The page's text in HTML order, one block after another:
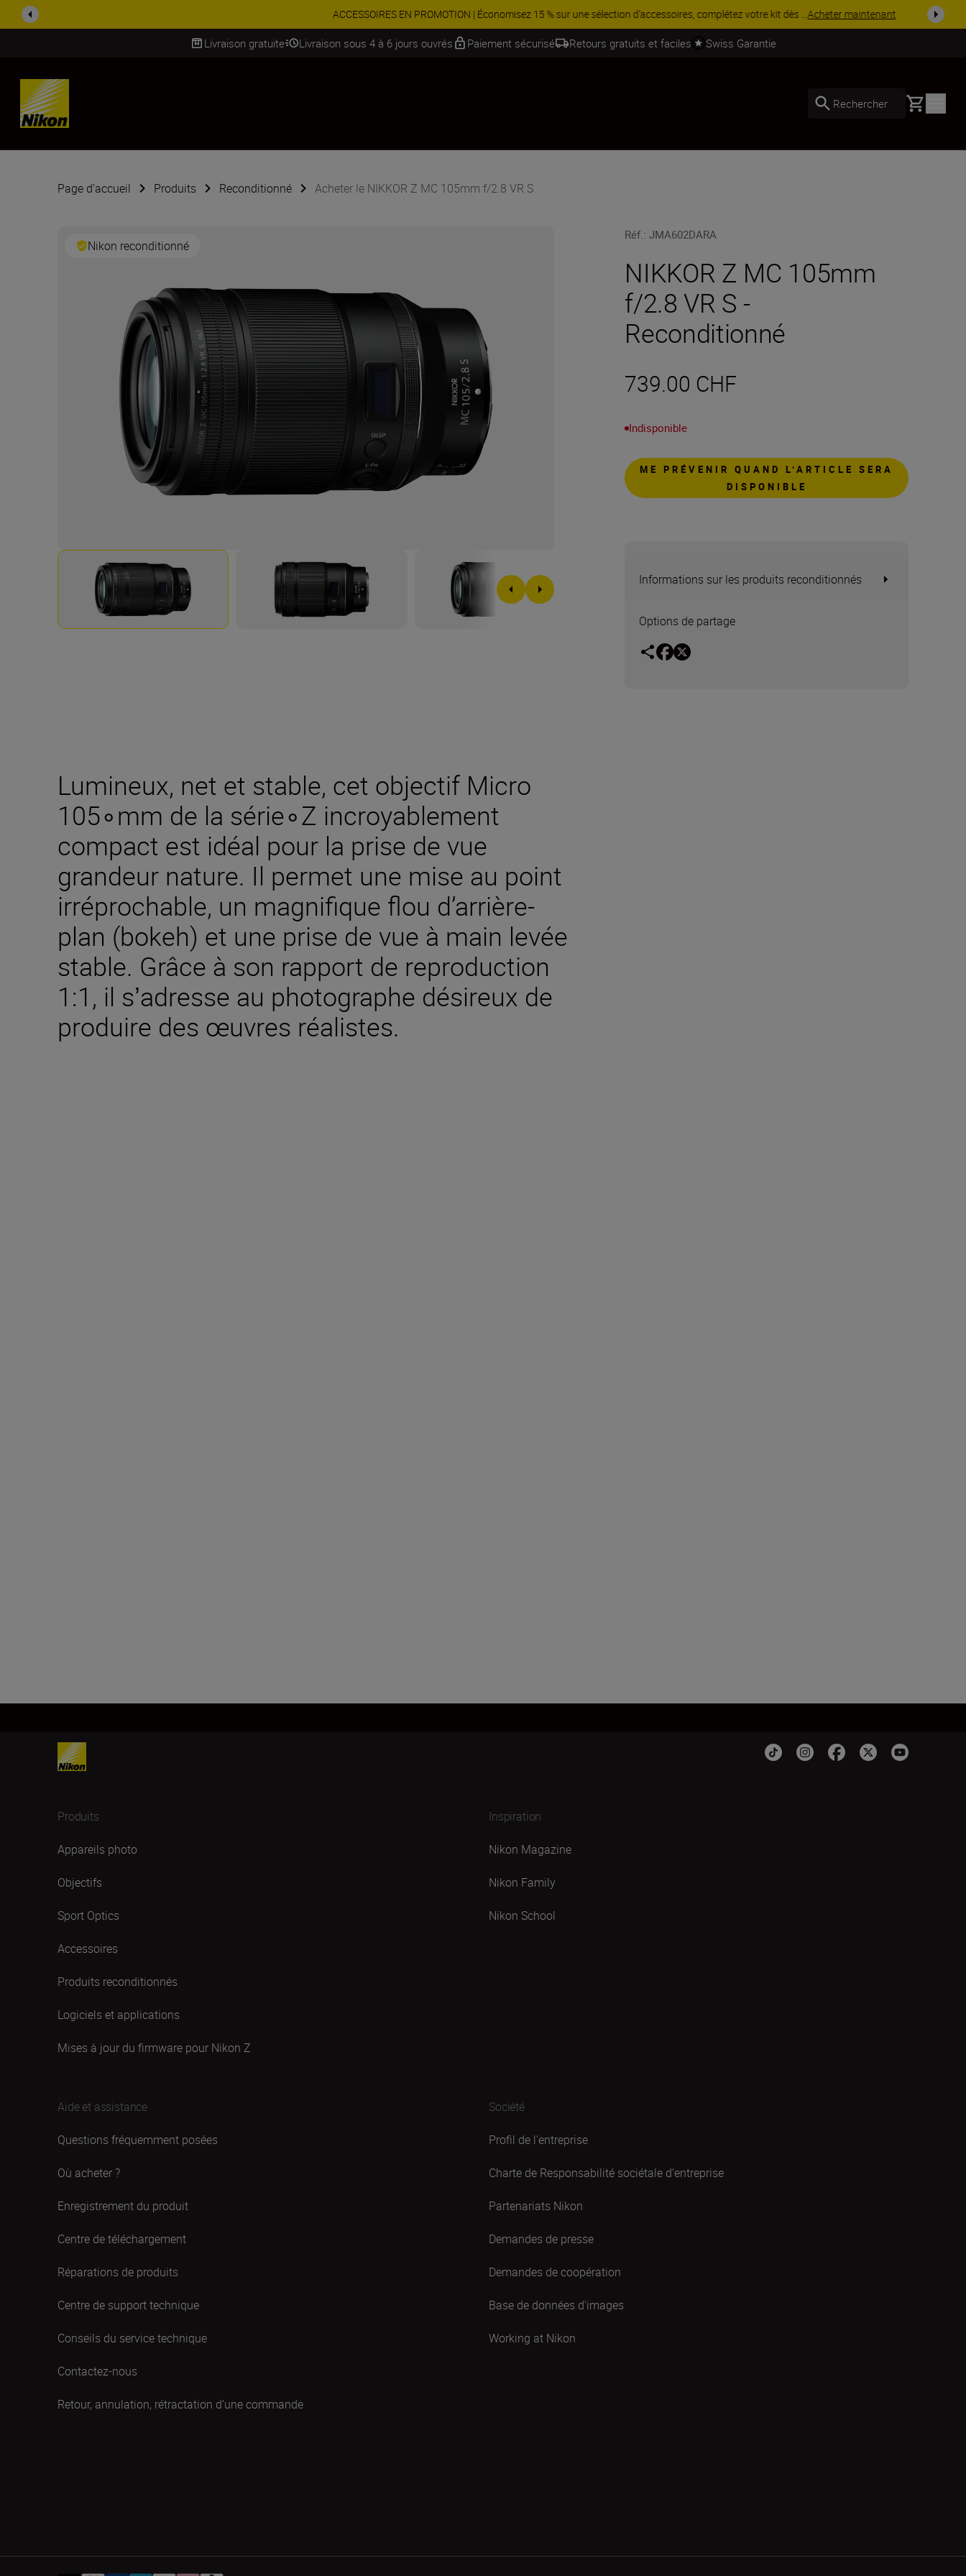
ACCESSOIRES EN PROMOTION | Économisez 15 % sur une sélection d’accessoires, complétez votre kit dès ...Acheter maintenant
Livraison gratuite Livraison sous 4 à 6 jours ouvrés Paiement sécurisé Retours gratuits et faciles Swiss Garantie
SKIP
Rechercher Basket
Page d’accueil Produits Reconditionné Acheter le NIKKOR Z MC 105mm f/2.8 VR S
Nikon reconditionné
Réf.:JMA602DARA
NIKKOR Z MC 105mm
f/2.8 VR S -
Reconditionné
739.00 CHF
Indisponible
ME PRÉVENIR QUAND L’ARTICLE SERA
DISPONIBLE
Informations sur les produits reconditionnés
Options de partage
Lumineux, net et stable, cet objectif Micro
105∘mm de la série∘Z incroyablement
compact est idéal pour la prise de vue
grandeur nature. Il permet une mise au point
irréprochable, un magnifique flou d’arrière-
plan (bokeh) et une prise de vue à main levée
stable. Grâce à son rapport de reproduction
1:1, il sʼadresse au photographe désireux de
produire des œuvres réalistes.
Produits
Appareils photo
Objectifs
Sport Optics
Accessoires
Produits reconditionnés
Logiciels et applications
Mises à jour du firmware pour Nikon Z
Inspiration
Nikon Magazine
Nikon Family
Nikon School
Aide et assistance
Questions fréquemment posées
Où acheter ?
Enregistrement du produit
Centre de téléchargement
Réparations de produits
Centre de support technique
Conseils du service technique
Contactez-nous
Retour, annulation, rétractation d’une commande
Société
Profil de l'entreprise
Charte de Responsabilité sociétale d’entreprise
Partenariats Nikon
Demandes de presse
Demandes de coopération
Base de données d'images
Working at Nikon